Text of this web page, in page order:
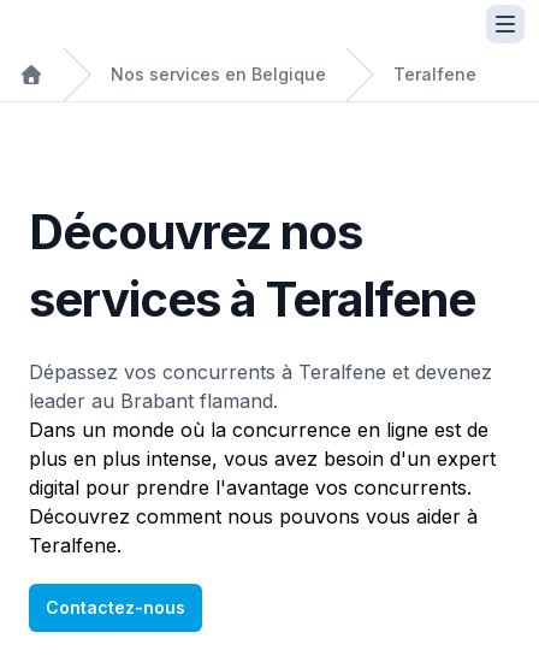
Nos services en Belgique Teralfene
Découvrez nos
services à Teralfene
Dépassez vos concurrents à Teralfene et devenez
leader au Brabant flamand.
Dans un monde où la concurrence en ligne est de
plus en plus intense, vous avez besoin d'un expert
digital pour prendre l'avantage vos concurrents.
Découvrez comment nous pouvons vous aider à
Teralfene.
Contactez-nous